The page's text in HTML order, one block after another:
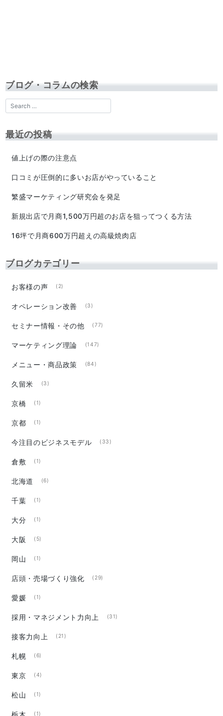
ブログ・コラムの検索
最近の投稿
値上げの際の注意点
口コミが圧倒的に多いお店がやっていること
繁盛マーケティング研究会を発足
新規出店で月商1,500万円超のお店を狙ってつくる方法
16坪で月商600万円超えの高級焼肉店
ブログカテゴリー
お客様の声 (2)
オペレーション改善 (3)
セミナー情報・その他 (77)
マーケティング理論 (147)
メニュー・商品政策 (84)
久留米 (3)
京橋 (1)
京都 (1)
今注目のビジネスモデル (33)
倉敷 (1)
北海道 (6)
千葉 (1)
大分 (1)
大阪 (5)
岡山 (1)
店頭・売場づくり強化 (29)
愛媛 (1)
採用・マネジメント力向上 (31)
接客力向上 (21)
札幌 (6)
東京 (4)
松山 (1)
栃木 (1)